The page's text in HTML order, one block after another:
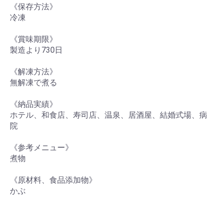
《保存方法》
冷凍
《賞味期限》
製造より730日
《解凍方法》
無解凍で煮る
《納品実績》
ホテル、和食店、寿司店、温泉、居酒屋、結婚式場、病
院
《参考メニュー》
煮物
《原材料、食品添加物》
かぶ